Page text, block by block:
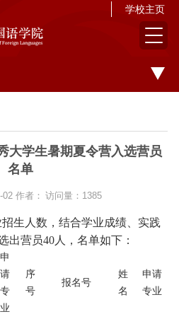
学校主页
大学生暑期夏令营入选营员
名单
02 作者： 访问量： 1385
生人数，结合学业成绩、实践
出营员40人，名单如下：
申
请
专
业
序
号
报名号
姓
名
申请
专业